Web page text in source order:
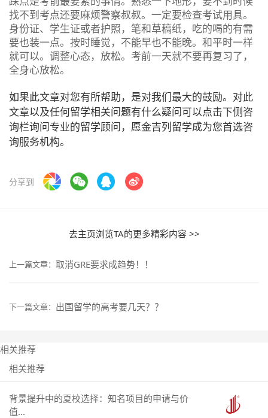
找不到考点还要麻烦警察叔叔。一定要检查考试用具。
身份证、学生证或者护照，笔和草稿纸，吃的喝的有需
要也装一点。按时睡觉，不能早也不能晚。和平时一样
就可以。调整心态，放松。考前一天就不要再复习了，
全身心放松。
如果此文章对您有所帮助，是对我们最大的鼓励。对此
文章以及任何留学相关问题有什么疑问可以点击下侧咨
询栏询问专业的留学顾问，愿金吉列留学成为您首选咨
询服务机构。
分享到
去主页浏览TA的更多精彩内容 >>
上一篇文章： 取消GRE要求成趋势！！
下一篇文章： 出国留学的高考要几天？？
相关推荐
相关推荐
背景提升中的夏校选择：知名项目的申请与价
值...